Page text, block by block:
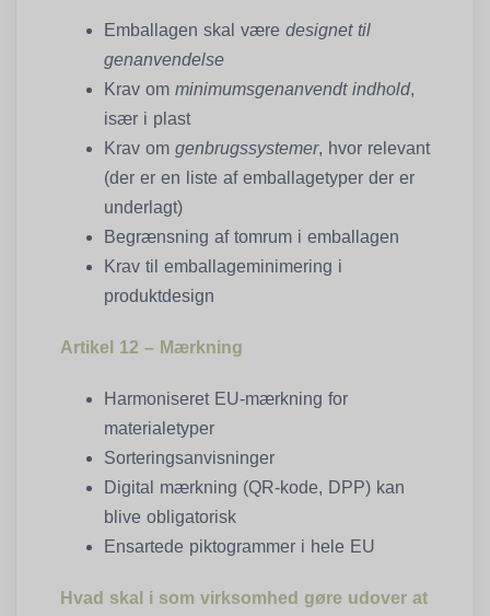
Emballagen skal være designet til
genanvendelse
Krav om minimumsgenanvendt indhold,
især i plast
Krav om genbrugssystemer, hvor relevant
(der er en liste af emballagetyper der er
underlagt)
Begrænsning af tomrum i emballagen
Krav til emballageminimering i
produktdesign
Artikel 12 – Mærkning
Harmoniseret EU-mærkning for
materialetyper
Sorteringsanvisninger
Digital mærkning (QR-kode, DPP) kan
blive obligatorisk
Ensartede piktogrammer i hele EU
Hvad skal i som virksomhed gøre udover at